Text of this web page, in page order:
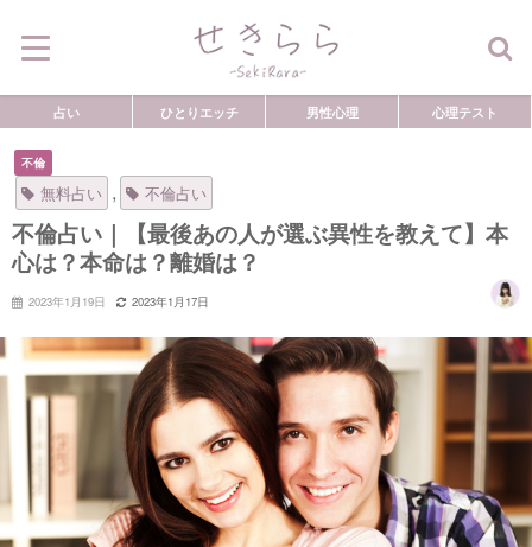
占い ひとりエッチ 男性心理 心理テスト
不倫
無料占い , 不倫占い
不倫占い｜【最後あの人が選ぶ異性を教えて】本
心は？本命は？離婚は？
2023年1月19日 2023年1月17日